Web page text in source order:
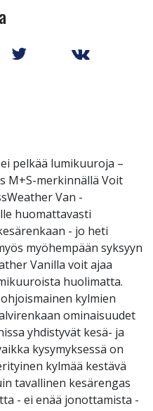
pelkää lumikuuroja –
M+S-merkinnällä Voit
Van -
huomattavasti
- jo heti
myöhempään syksyyn
Vanilla voit ajaa
huolimatta.
kylmien
ominaisuudet
yhdistyvät kesä- ja
kysymyksessä on
kylmää kestävä
tavallinen kesärengas
- ei enää jonottamista -